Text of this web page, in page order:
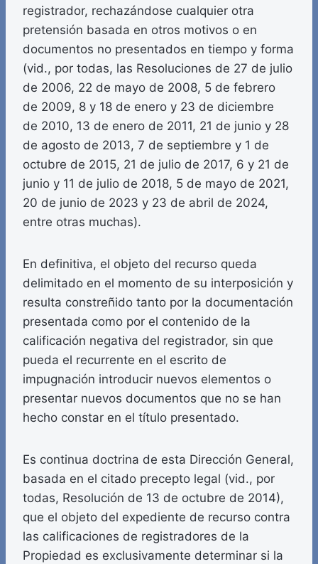
registrador, rechazándose cualquier otra
pretensión basada en otros motivos o en
documentos no presentados en tiempo y forma
(vid., por todas, las Resoluciones de 27 de julio
de 2006, 22 de mayo de 2008, 5 de febrero
de 2009, 8 y 18 de enero y 23 de diciembre
de 2010, 13 de enero de 2011, 21 de junio y 28
de agosto de 2013, 7 de septiembre y 1 de
octubre de 2015, 21 de julio de 2017, 6 y 21 de
junio y 11 de julio de 2018, 5 de mayo de 2021,
20 de junio de 2023 y 23 de abril de 2024,
entre otras muchas).
En definitiva, el objeto del recurso queda
delimitado en el momento de su interposición y
resulta constreñido tanto por la documentación
presentada como por el contenido de la
calificación negativa del registrador, sin que
pueda el recurrente en el escrito de
impugnación introducir nuevos elementos o
presentar nuevos documentos que no se han
hecho constar en el título presentado.
Es continua doctrina de esta Dirección General,
basada en el citado precepto legal (vid., por
todas, Resolución de 13 de octubre de 2014),
que el objeto del expediente de recurso contra
las calificaciones de registradores de la
Propiedad es exclusivamente determinar si la